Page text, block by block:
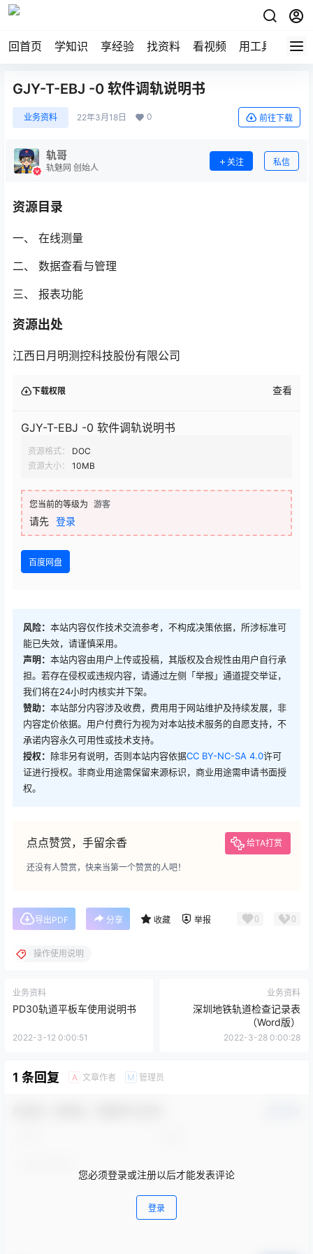
回首页 学知识 享经验 找资料 看视频 用工具 论技
GJY-T-EBJ -0 软件调轨说明书
业务资料 22年3月18日 0 前往下载
轨哥
轨魅网 创始人
关注 私信
资源目录
一、 在线测量
二、 数据查看与管理
三、 报表功能
资源出处
江西日月明测控科技股份有限公司
下载权限 查看
GJY-T-EBJ -0 软件调轨说明书
资源格式：
DOC
资源大小：
10MB
您当前的等级为 游客
请先 登录
百度网盘
风险： 本站内容仅作技术交流参考，不构成决策依据，所涉标准可
能已失效，请谨慎采用。
声明： 本站内容由用户上传或投稿，其版权及合规性由用户自行承
担。若存在侵权或违规内容，请通过左侧「举报」通道提交举证，
我们将在24小时内核实并下架。
赞助： 本站部分内容涉及收费，费用用于网站维护及持续发展，非
内容定价依据。用户付费行为视为对本站技术服务的自愿支持，不
承诺内容永久可用性或技术支持。
授权： 除非另有说明，否则本站内容依据CC BY-NC-SA 4.0许可
证进行授权。非商业用途需保留来源标识，商业用途需申请书面授
权。
点点赞赏，手留余香 给TA打赏
还没有人赞赏，快来当第一个赞赏的人吧！
导出PDF 分享 收藏 举报 0 0
操作使用说明
业务资料
PD30轨道平板车使用说明书
2022-3-12 0:00:51
业务资料
深圳地铁轨道检查记录表
（Word版）
2022-3-28 0:00:28
1 条回复 A 文章作者 M 管理员
您必须登录或注册以后才能发表评论
登录